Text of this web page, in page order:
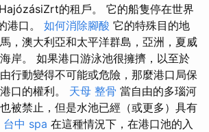
的租戶。 它的船隻停在世界
港口。 如何消除腳酸 它的特殊目的地
，澳大利亞和太平洋群島，亞洲，夏威
岸。 如果港口游泳池很擁擠，以至於
行動變得不可能或危險，那麼港口局保
口的權利。 天母 整骨 當自由的多瑙河
被禁止，但是水池已經（或更多）具有
台中 spa 在這種情況下，在港口池的入